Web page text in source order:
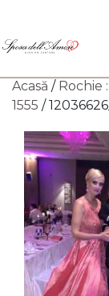
Acasă / Rochie
1555 /